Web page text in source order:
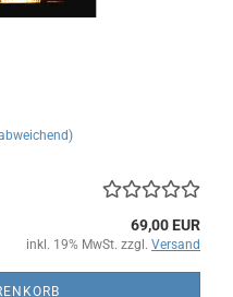
69,00 EUR
inkl. 19% MwSt. zzgl. Versand